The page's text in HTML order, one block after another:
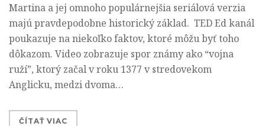
Martina a jej omnoho populárnejšia seriálová verzia
majú pravdepodobne historický základ. TED Ed kanál
poukazuje na niekoľko faktov, ktoré môžu byť toho
dôkazom. Video zobrazuje spor známy ako “vojna
ruží”, ktorý začal v roku 1377 v stredovekom
Anglicku, medzi dvoma…
ČÍTAŤ VIAC